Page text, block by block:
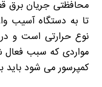
محافظتی جریان برق
تا به دستگاه آسیب
نوع حرارتی است و
مواردی که سبب فعال
کمپرسور می شود باید